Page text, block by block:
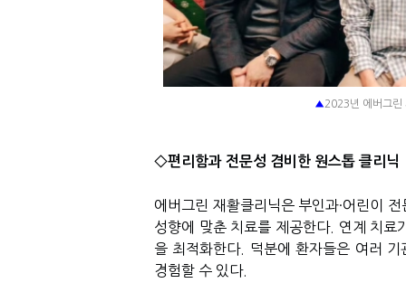
▲2023년 에버그린
◇편리함과 전문성 겸비한 원스톱 클리닉
에버그린 재활클리닉은 부인과·어린이 전
성향에 맞춘 치료를 제공한다. 연계 치료
을 최적화한다. 덕분에 환자들은 여러
경험할 수 있다.